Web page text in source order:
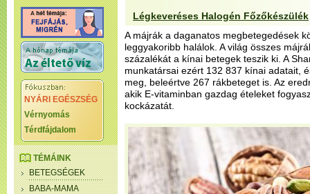
NYÁRI EGÉSZSÉG
Vérnyomás
Térdfájdalom
TÉMÁINK
BETEGSÉGEK
BABA-MAMA
Légkeveréses Halogén Főzőkészülék
A májrák a daganatos megbetegedések
leggyakoribb halálok. A világ összes
százalékát a kínai betegek teszik ki. A
munkatársai ezért 132 837 kínai adatait,
meg, beleértve 267 rákbeteget is. Az
akik E-vitaminban gazdag ételeket
kockázatát.